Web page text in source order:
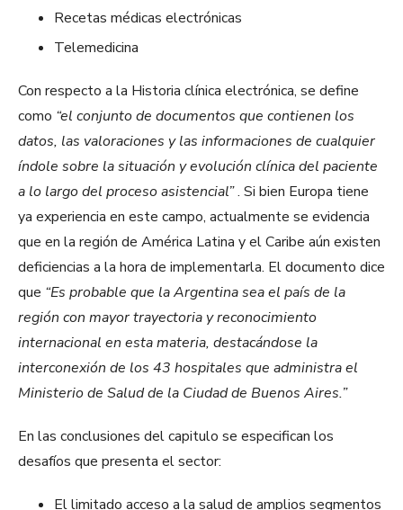
Recetas médicas electrónicas
Telemedicina
Con respecto a la Historia clínica electrónica, se define
como “el conjunto de documentos que contienen los
datos, las valoraciones y las informaciones de cualquier
índole sobre la situación y evolución clínica del paciente
a lo largo del proceso asistencial”. Si bien Europa tiene
ya experiencia en este campo, actualmente se evidencia
que en la región de América Latina y el Caribe aún existen
deficiencias a la hora de implementarla. El documento dice
que “Es probable que la Argentina sea el país de la
región con mayor trayectoria y reconocimiento
internacional en esta materia, destacándose la
interconexión de los 43 hospitales que administra el
Ministerio de Salud de la Ciudad de Buenos Aires.”
En las conclusiones del capitulo se especifican los
desafíos que presenta el sector:
El limitado acceso a la salud de amplios segmentos